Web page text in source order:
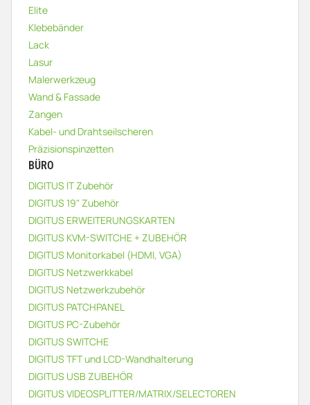
Elite
Klebebänder
Lack
Lasur
Malerwerkzeug
Wand & Fassade
Zangen
Kabel- und Drahtseilscheren
Präzisionspinzetten
BÜRO
DIGITUS IT Zubehör
DIGITUS 19" Zubehör
DIGITUS ERWEITERUNGSKARTEN
DIGITUS KVM-SWITCHE + ZUBEHÖR
DIGITUS Monitorkabel (HDMI, VGA)
DIGITUS Netzwerkkabel
DIGITUS Netzwerkzubehör
DIGITUS PATCHPANEL
DIGITUS PC-Zubehör
DIGITUS SWITCHE
DIGITUS TFT und LCD-Wandhalterung
DIGITUS USB ZUBEHÖR
DIGITUS VIDEOSPLITTER/MATRIX/SELECTOREN